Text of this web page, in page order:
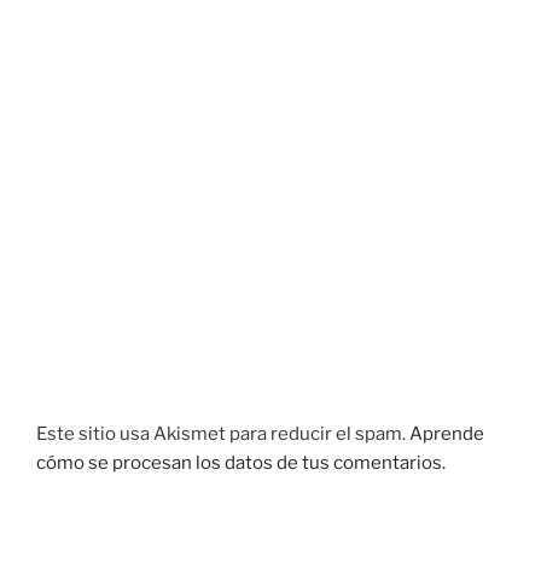
Este sitio usa Akismet para reducir el spam.Aprende
cómo se procesan los datos de tus comentarios.